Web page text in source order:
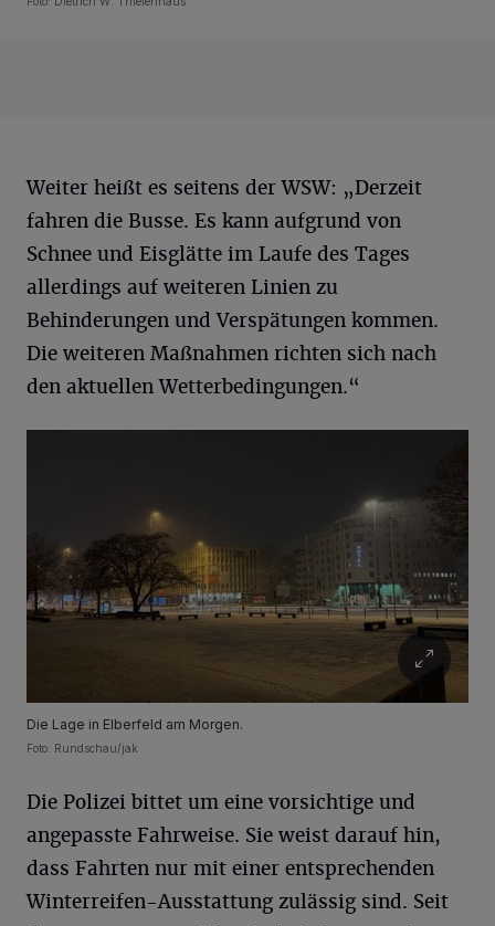
Weiter heißt es seitens der WSW: „Derzeit
fahren die Busse. Es kann aufgrund von
Schnee und Eisglätte im Laufe des Tages
allerdings auf weiteren Linien zu
Behinderungen und Verspätungen kommen.
Die weiteren Maßnahmen richten sich nach
den aktuellen Wetterbedingungen.“
Die Lage in Elberfeld am Morgen.
Foto: Rundschau/jak
Die Polizei bittet um eine vorsichtige und
angepasste Fahrweise. Sie weist darauf hin,
dass Fahrten nur mit einer entsprechenden
Winterreifen-Ausstattung zulässig sind. Seit